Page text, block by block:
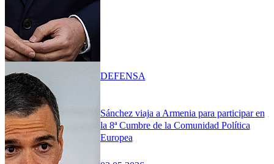
Sánchez viaja a Armenia para participar en
la 8ª Cumbre de la Comunidad Política
Europea
DEFENSA